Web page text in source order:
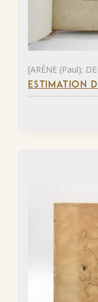
[ARÈNE (Paul);
ESTIMATION